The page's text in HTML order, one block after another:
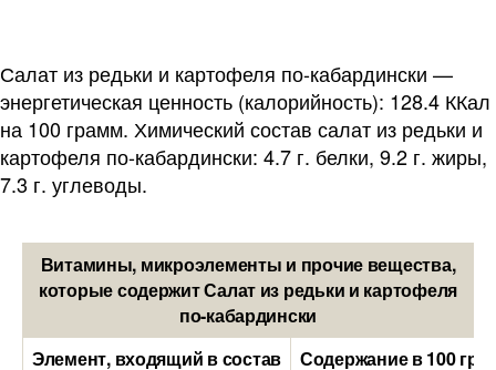
Салат из редьки и картофеля по-кабардински —
энергетическая ценность (калорийность): 128.4 ККал
на 100 грамм. Химический состав салат из редьки и
картофеля по-кабардински: 4.7 г. белки, 9.2 г. жиры,
7.3 г. углеводы.
Витамины, микроэлементы и прочие вещества,
которые содержит Салат из редьки и картофеля
по-кабардински
Элемент, входящий в состав
Содержание в 100